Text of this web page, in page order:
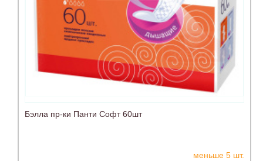
Бэлла пр-ки Панти Софт 60шт
меньше 5 шт.